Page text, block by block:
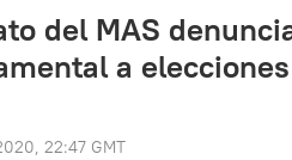
del MAS
a
22:47 GMT